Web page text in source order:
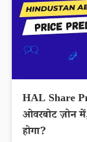
HAL Share
ओवरबोट ज़ोन
होगा?